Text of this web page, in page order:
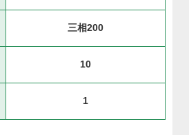
三相200
10
1